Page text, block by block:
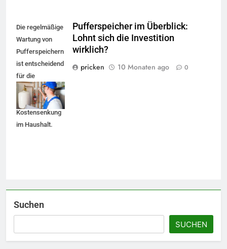
Die regelmäßige
Wartung von
Pufferspeichern
ist entscheidend
für die
Energieeffizienz
und
Kostensenkung
im Haushalt.
Pufferspeicher im Überblick:
Lohnt sich die Investition
wirklich?
pricken
10 Monaten ago 0
Suchen
SUCHEN
5
Sie Bienen und Schmetterlinge
Berufliche Neuorientierung: Mut